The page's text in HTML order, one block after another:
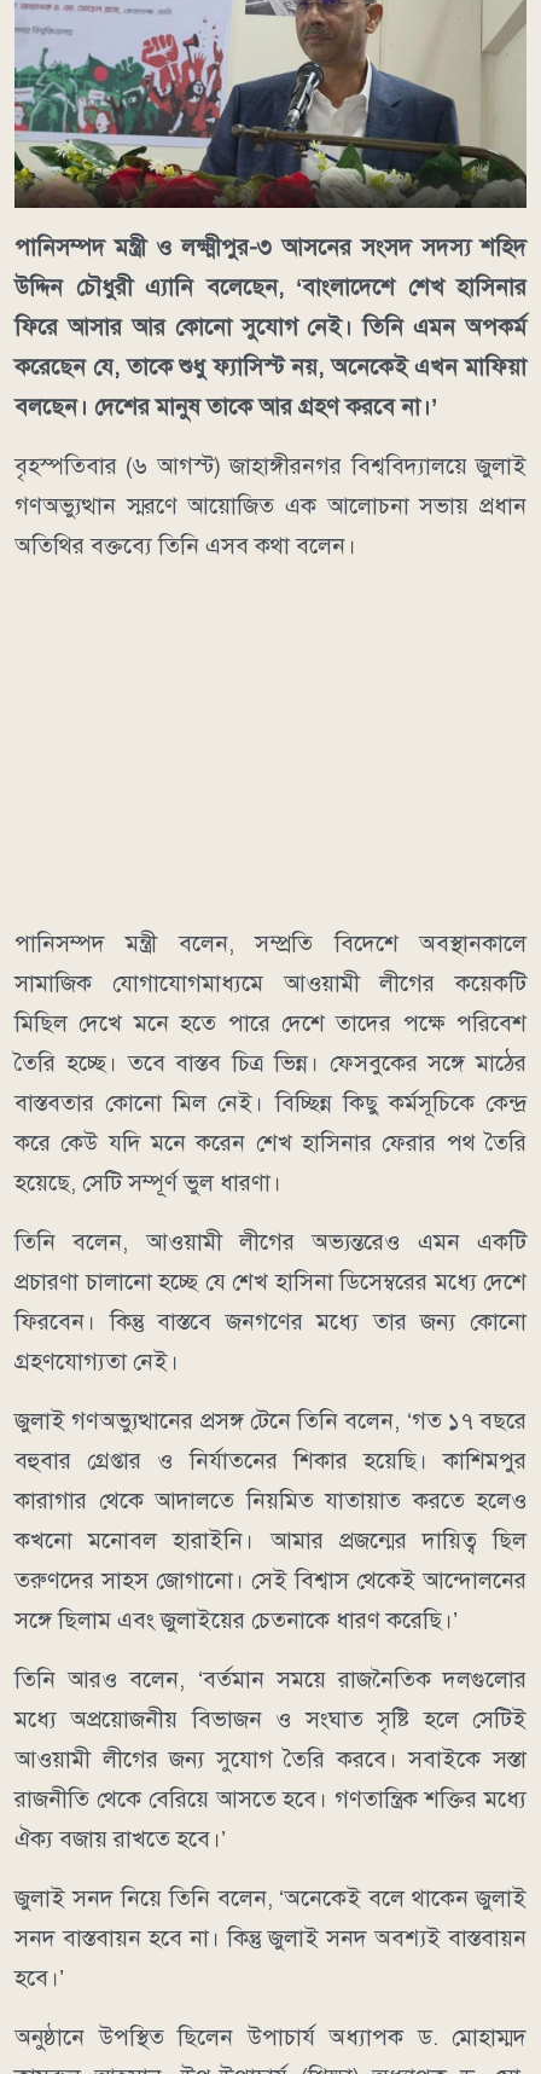
পানিসম্পদ মন্ত্রী ও লক্ষ্মীপুর-৩ আসনের সংসদ সদস্য শহিদ
উদ্দিন চৌধুরী এ্যানি বলেছেন, ‘বাংলাদেশে শেখ হাসিনার
ফিরে আসার আর কোনো সুযোগ নেই। তিনি এমন অপকর্ম
করেছেন যে, তাকে শুধু ফ্যাসিস্ট নয়, অনেকেই এখন মাফিয়া
বলছেন। দেশের মানুষ তাকে আর গ্রহণ করবে না।’
বৃহস্পতিবার (৬ আগস্ট) জাহাঙ্গীরনগর বিশ্ববিদ্যালয়ে জুলাই
গণঅভ্যুত্থান স্মরণে আয়োজিত এক আলোচনা সভায় প্রধান
অতিথির বক্তব্যে তিনি এসব কথা বলেন।
পানিসম্পদ মন্ত্রী বলেন, সম্প্রতি বিদেশে অবস্থানকালে
সামাজিক যোগাযোগমাধ্যমে আওয়ামী লীগের কয়েকটি
মিছিল দেখে মনে হতে পারে দেশে তাদের পক্ষে পরিবেশ
তৈরি হচ্ছে। তবে বাস্তব চিত্র ভিন্ন। ফেসবুকের সঙ্গে মাঠের
বাস্তবতার কোনো মিল নেই। বিচ্ছিন্ন কিছু কর্মসূচিকে কেন্দ্র
করে কেউ যদি মনে করেন শেখ হাসিনার ফেরার পথ তৈরি
হয়েছে, সেটি সম্পূর্ণ ভুল ধারণা।
তিনি বলেন, আওয়ামী লীগের অভ্যন্তরেও এমন একটি
প্রচারণা চালানো হচ্ছে যে শেখ হাসিনা ডিসেম্বরের মধ্যে দেশে
ফিরবেন। কিন্তু বাস্তবে জনগণের মধ্যে তার জন্য কোনো
গ্রহণযোগ্যতা নেই।
জুলাই গণঅভ্যুত্থানের প্রসঙ্গ টেনে তিনি বলেন, ‘গত ১৭ বছরে
বহুবার গ্রেপ্তার ও নির্যাতনের শিকার হয়েছি। কাশিমপুর
কারাগার থেকে আদালতে নিয়মিত যাতায়াত করতে হলেও
কখনো মনোবল হারাইনি। আমার প্রজন্মের দায়িত্ব ছিল
তরুণদের সাহস জোগানো। সেই বিশ্বাস থেকেই আন্দোলনের
সঙ্গে ছিলাম এবং জুলাইয়ের চেতনাকে ধারণ করেছি।’
তিনি আরও বলেন, ‘বর্তমান সময়ে রাজনৈতিক দলগুলোর
মধ্যে অপ্রয়োজনীয় বিভাজন ও সংঘাত সৃষ্টি হলে সেটিই
আওয়ামী লীগের জন্য সুযোগ তৈরি করবে। সবাইকে সস্তা
রাজনীতি থেকে বেরিয়ে আসতে হবে। গণতান্ত্রিক শক্তির মধ্যে
ঐক্য বজায় রাখতে হবে।’
জুলাই সনদ নিয়ে তিনি বলেন, ‘অনেকেই বলে থাকেন জুলাই
সনদ বাস্তবায়ন হবে না। কিন্তু জুলাই সনদ অবশ্যই বাস্তবায়ন
হবে।’
অনুষ্ঠানে উপস্থিত ছিলেন উপাচার্য অধ্যাপক ড. মোহাম্মদ